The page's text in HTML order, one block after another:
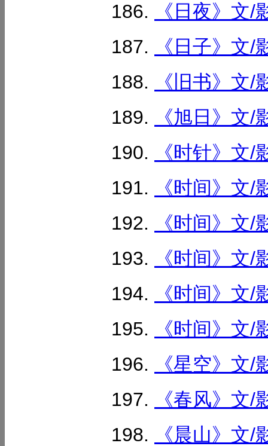
《日夜》文
《日子》文
《旧书》文
《旭日》文
《时针》文
《时间》文
《时间》文
《时间》文
《时间》文
《时间》文
《星空》文
《春风》文
《晨山》文